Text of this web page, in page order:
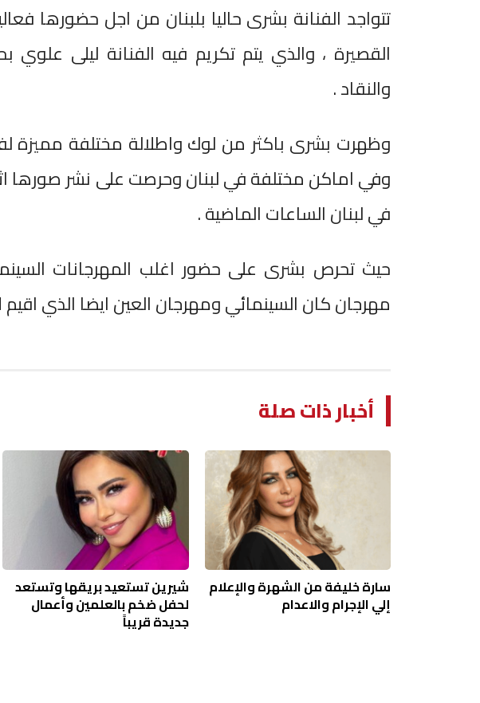
تتواجد الفنانة بشرى حاليا بلبنان من اجل حضورها
القصيرة ، والذي يتم تكريم فيه الفنانة ليلى علوي
والنقاد .
وظهرت بشرى باكثر من لوك واطلالة مختلفة مميزة
وفي اماكن مختلفة في لبنان وحرصت على نشر صورها
في لبنان الساعات الماضية .
حيث تحرص بشرى على حضور اغلب المهرجانات
مهرجان كان السينمائي ومهرجان العين ايضا الذي
أخبار ذات صلة
سارة خليفة من الشهرة والإعلام
إلي الإجرام والاعدام
شيرين تستعيد بريقها وتستعد
لحفل ضخم بالعلمين وأعمال
جديدة قريباً